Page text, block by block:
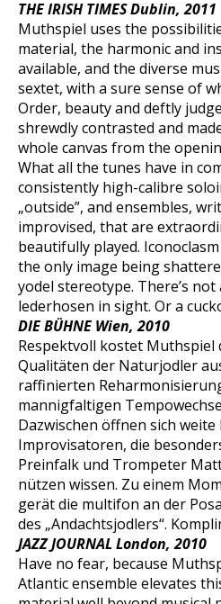
THE IRISH TIMES Dublin, 2011
Muthspiel uses the
material, the harmonic and
available, and the diverse
sextet, with a sure sense of
Order, beauty and deftly
shrewdly contrasted and
whole canvas from the
What all the tunes have in
consistently high-calibre
„outside”, and ensembles,
improvised, that are
beautifully played.
the only image being
yodel stereotype. There’s not
lederhosen in sight. Or a
DIE BÜHNE Wien, 2010
Respektvoll kostet Muthspiel
Qualitäten der Naturjodler
raffinierten
mannigfaltigen
Dazwischen öffnen sich weite
Improvisatoren, die
Preinfalk und Trompeter
nützen wissen. Zu einem
gerät die multifon an der
des „Andachtsjodlers“.
JAZZ JOURNAL London, 2010
Have no fear, because
Atlantic ensemble elevates